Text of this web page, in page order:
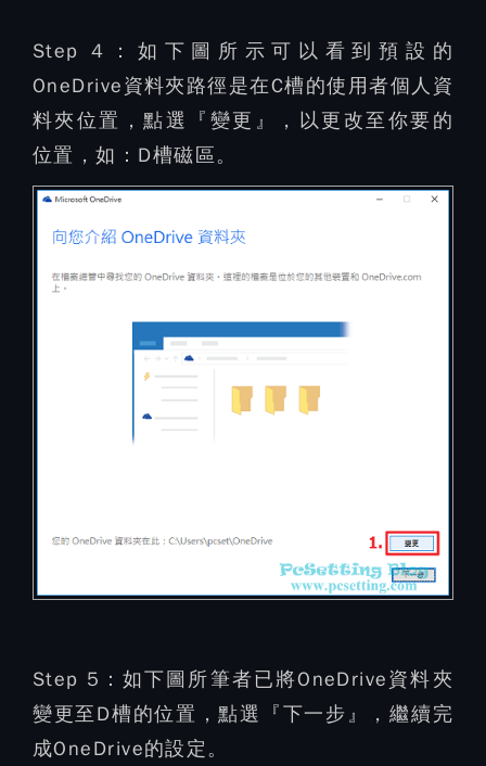
Step 4： 如下圖所示可以看到預設的
OneDrive資料夾路徑是在C槽的使用者個人資
料夾位置，點選『變更』，以更改至你要的
位置，如：D槽磁區。
Step 5：如下圖所筆者已將OneDrive資料夾
變更至D槽的位置，點選『下一步』，繼續完
成OneDrive的設定。